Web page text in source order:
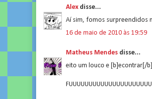
Alex disse...
Aí sim, fomos surpreendidos
16 de maio de 2010 às 19:59
Matheus Mendes disse...
eito um louco e [b]econtrar[/